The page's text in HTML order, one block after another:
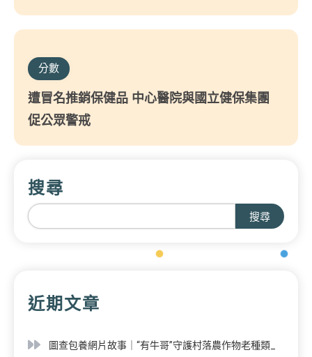
分數
遭冒名推銷保健品 中心醫院與國立健保集團
促公眾警戒
搜尋
搜尋
近期文章
圖查包養網片故事｜“有牛哥”守護村落農作物老種類_